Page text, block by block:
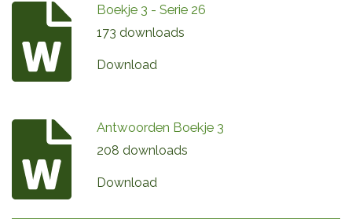
Boekje 3 - Serie 26
173 downloads
Download
Antwoorden Boekje 3
208 downloads
Download